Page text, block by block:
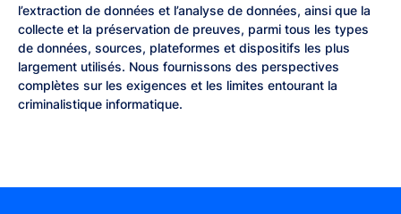
l’extraction de données et l’analyse de données, ainsi que la
collecte et la préservation de preuves, parmi tous les types
de données, sources, plateformes et dispositifs les plus
largement utilisés. Nous fournissons des perspectives
complètes sur les exigences et les limites entourant la
criminalistique informatique.